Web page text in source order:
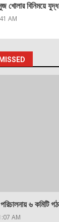
খোলার বিনিময়ে যুদ্ধ
AM
৬ কমিটি
AM